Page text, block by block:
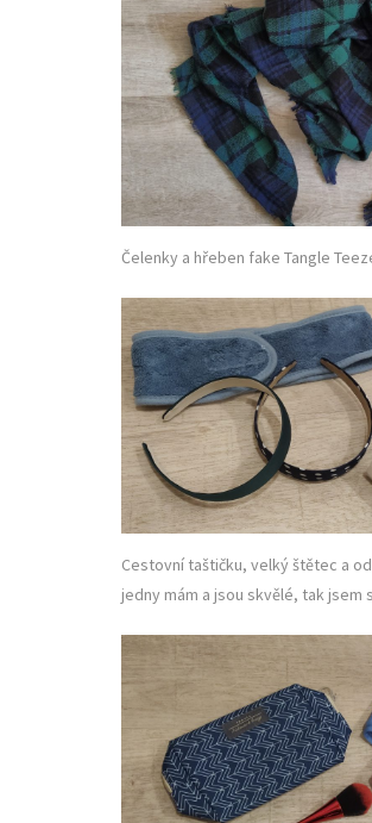
Čelenky a hřeben fake Tangle
Cestovní taštičku, velký štětec a
jedny mám a jsou skvělé, tak jsem